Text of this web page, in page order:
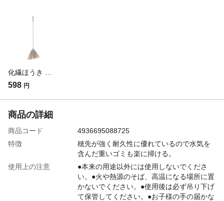
598 円
商品の詳細
商品コード
4936695088725
特徴
穂先が強く耐久性に優れているので水気を
含んだ重いゴミも楽に掃ける。
使用上の注意
●本来の用途以外には使用しないでくださ
い。●火や熱源のそば、高温になる場所に置
かないでください。●使用後は必ず吊り下げ
て保管してください。●お子様の手の届かな